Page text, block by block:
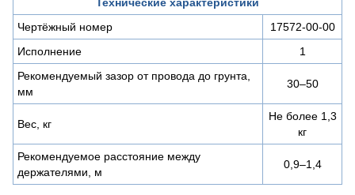
Чертёжный номер
17572-00-00
Исполнение
1
Рекомендуемый зазор от провода до грунта,
мм
30–50
Вес, кг
Не более 1,3
кг
Рекомендуемое расстояние между
держателями, м
0,9–1,4